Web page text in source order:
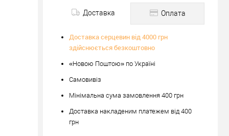
Доставка Оплата
Доставка серцевин від 4000 грн
здійснюється безкоштовно
«Новою Поштою» по Україні
Самовивіз
Мінімальна сума замовлення 400 грн
Доставка накладеним платежем від 400
грн